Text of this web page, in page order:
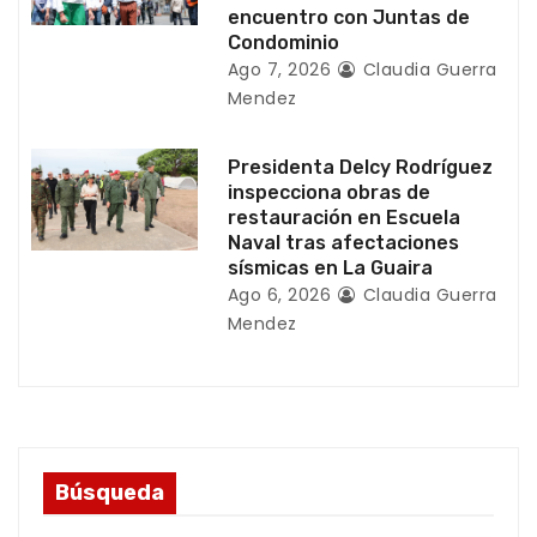
d
encuentro con Juntas de
Condominio
Ago 7, 2026
Claudia Guerra
Mendez
Presidenta Delcy Rodríguez
inspecciona obras de
restauración en Escuela
Naval tras afectaciones
sísmicas en La Guaira
Ago 6, 2026
Claudia Guerra
Mendez
Búsqueda